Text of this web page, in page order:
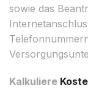
sowie das
Kalkuliere